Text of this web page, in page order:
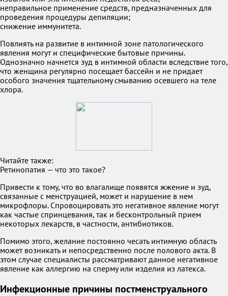
неправильное применение средств, предназначенных для
проведения процедуры депиляции;
снижение иммунитета.
Повлиять на развитие в интимной зоне патологического
явления могут и специфические бытовые причины.
Однозначно начнется зуд в интимной области вследствие того,
что женщина регулярно посещает бассейн и не придает
особого значения тщательному смыванию осевшего на теле
хлора.
Читайте также:
Ретинопатия — что это такое?
Привести к тому, что во влагалище появятся жжение и зуд,
связанные с менструацией, может и нарушение в нем
микрофлоры. Спровоцировать это негативное явление могут
как частые спринцевания, так и бесконтрольный прием
некоторых лекарств, в частности, антибиотиков.
Помимо этого, желание постоянно чесать интимную область
может возникать и непосредственно после полового акта. В
этом случае специалисты рассматривают данное негативное
явление как аллергию на сперму или изделия из латекса.
Инфекционные причины постменструального